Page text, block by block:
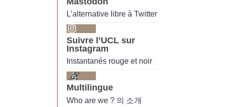
L’alternative libre à Twitter
Suivre l’UCL sur
Instagram
Instantanés rouge et noir
Multilingue
Who are we ? 의 소개